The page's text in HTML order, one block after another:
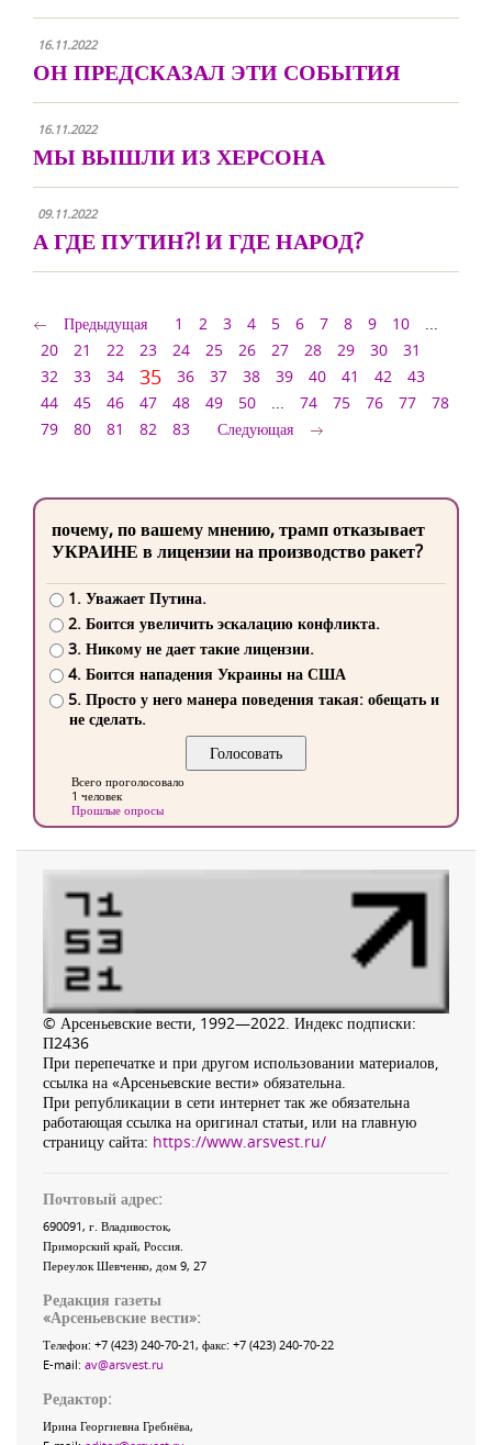
16.11.2022
ОН ПРЕДСКАЗАЛ ЭТИ СОБЫТИЯ
16.11.2022
МЫ ВЫШЛИ ИЗ ХЕРСОНА
09.11.2022
А ГДЕ ПУТИН?! И ГДЕ НАРОД?
Предыдущая 1 2 3 4 5 6 7 8 9 10
...
20
21 22 23 24 25 26 27 28 29 30
31
32
33 34 35 36 37 38 39 40 41 42
43
44
45 46 47 48 49 50 ... 74 75 76 77
78
79
80 81 82 83 Следующая
почему, по вашему мнению, трамп отказывает
УКРАИНЕ в лицензии на производство ракет?
1. Уважает Путина.
2. Боится увеличить эскалацию конфликта.
3. Никому не дает такие лицензии.
4. Боится нападения Украины на США
5. Просто у него манера поведения такая: обещать и
не сделать.
Всего проголосовало
1 человек
Прошлые опросы
© Арсеньевские вести, 1992—2022. Индекс подписки:
П2436
При перепечатке и при другом использовании материалов,
ссылка на «Арсеньевские вести» обязательна.
При републикации в сети интернет так же обязательна
работающая ссылка на оригинал статьи, или на главную
страницу сайта: https://www.arsvest.ru/
Почтовый адрес:
690091, г. Владивосток,
Приморский край, Россия
Переулок Шевченко, дом 9, 27
Редакция газеты
«Арсеньевские вести»:
Телефон: +7 (423) 240-70-21, факс: +7 (423) 240-70-22
E-mail: av@arsvest.ru
Редактор:
Ирина Георгиевна Гребнёва,